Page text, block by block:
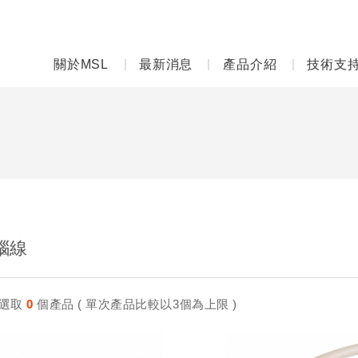
關於MSL 最新消息 產品介紹 技術支
線
取 0個產品 ( 單次產品比較以3個為上限 )